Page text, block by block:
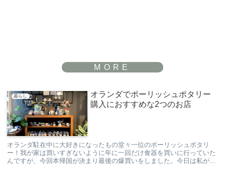
暮らし
オランダでポーリッシュポタリー
購入におすすめな2つのお店
オランダ駐在中に大好きになったもの堂々一位のポーリッシュポタリ
ー！我が家は買いすぎないように年に一回だけ食器を買いに行っていた
んですが、今回本帰国が決まり最後の爆買いをしました。今日は私がお